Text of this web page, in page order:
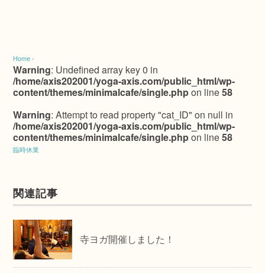
Home ›
Warning: Undefined array key 0 in
/home/axis202001/yoga-axis.com/public_html/wp-
content/themes/minimalcafe/single.phpon line58
Warning: Attempt to read property "cat_ID" on null in
/home/axis202001/yoga-axis.com/public_html/wp-
content/themes/minimalcafe/single.phpon line58
臨時休業
関連記事
寺ヨガ開催しました！